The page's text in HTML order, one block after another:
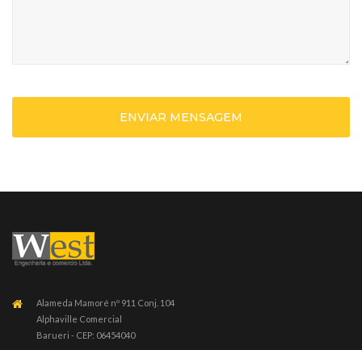
Alameda Mamoré nº 911 Conj. 104
Alphaville Comercial
Barueri - CEP: 06454040